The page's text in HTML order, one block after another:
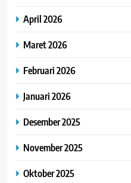
April 2026
Maret 2026
Februari 2026
Januari 2026
Desember 2025
November 2025
Oktober 2025